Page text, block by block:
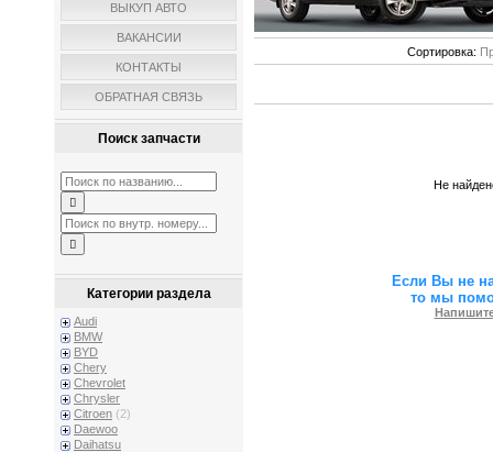
ВЫКУП АВТО
ВАКАНСИИ
КОНТАКТЫ
ОБРАТНАЯ СВЯЗЬ
Поиск запчасти
Категории раздела
Audi
BMW
BYD
Chery
Chevrolet
Chrysler
Citroen (2)
Daewoo
Daihatsu
Сортировка:
Не
Если Вы не
то мы